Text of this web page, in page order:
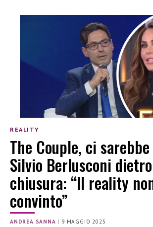
REALITY
The Couple, ci
Silvio Berlusconi
chiusura: “Il reality
convinto”
ANDREA SANNA | 9 MAGGIO 2025